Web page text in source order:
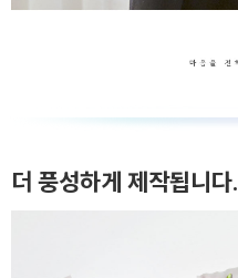
더 풍성하게 제작됩니다.